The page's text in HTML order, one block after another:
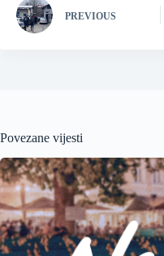
PREVIOUS
Povezane vijesti